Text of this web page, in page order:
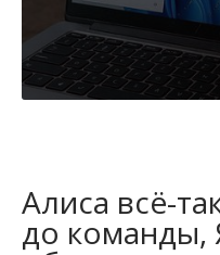
Алиса всё-
до команды,